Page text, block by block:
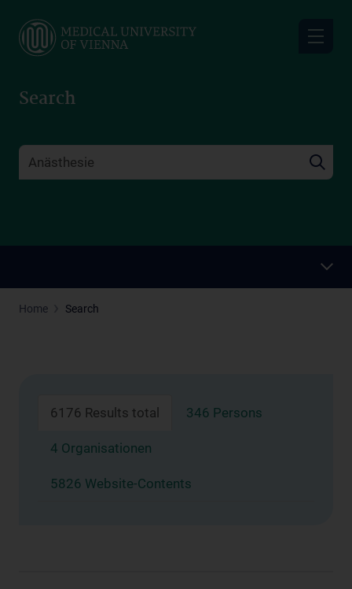
main
Search
Home Search
6176 Results total 346 Persons
4 Organisationen
5826 Website-Contents